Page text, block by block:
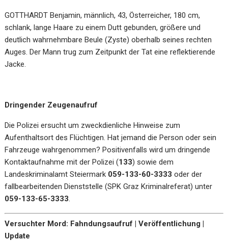
GOTTHARDT Benjamin, männlich, 43, Österreicher, 180 cm,
schlank, lange Haare zu einem Dutt gebunden, größere und
deutlich wahrnehmbare Beule (Zyste) oberhalb seines rechten
Auges. Der Mann trug zum Zeitpunkt der Tat eine reflektierende
Jacke.
Dringender Zeugenaufruf
Die Polizei ersucht um zweckdienliche Hinweise zum
Aufenthaltsort des Flüchtigen. Hat jemand die Person oder sein
Fahrzeuge wahrgenommen? Positivenfalls wird um dringende
Kontaktaufnahme mit der Polizei (133) sowie dem
Landeskriminalamt Steiermark 059-133-60-3333 oder der
fallbearbeitenden Dienststelle (SPK Graz Kriminalreferat) unter
059-133-65-3333.
Versuchter Mord: Fahndungsaufruf | Veröffentlichung |
Update